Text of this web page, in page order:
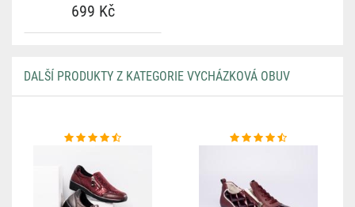
699 Kč
DALŠÍ PRODUKTY Z KATEGORIE VYCHÁZKOVÁ OBUV